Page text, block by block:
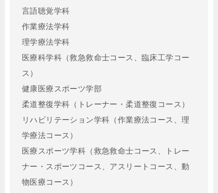
言語聴覚学科
作業療法学科
理学療法学科
医療科学科（救急救命士コース、臨床工学コー
ス）
健康医療スポーツ学部
柔道整復学科（トレーナー・柔道整復コース）
リハビリテーション学科（作業療法コース、理
学療法コース）
医療スポーツ学科（救急救命士コース、トレー
ナー・スポーツコース、アスリートコース、動
物医療コース）